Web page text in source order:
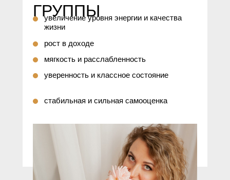
ГРУППЫ
стабильная и сильная самооценка
уверенность и классное состояние
мягкость и расслабленность
рост в доходе
увеличение уровня энергии и качества
жизни